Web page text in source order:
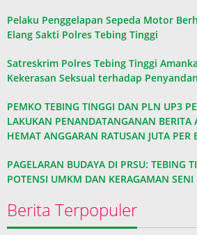
Pelaku Penggelapan Sepeda Motor
Elang Sakti Polres Tebing Tinggi
Satreskrim Polres Tebing Tinggi
Kekerasan Seksual terhadap
PEMKO TEBING TINGGI DAN PLN UP3
LAKUKAN PENANDATANGANAN BERITA
HEMAT ANGGARAN RATUSAN JUTA PER
PAGELARAN BUDAYA DI PRSU: TEBING
POTENSI UMKM DAN KERAGAMAN SENI
Berita Terpopuler